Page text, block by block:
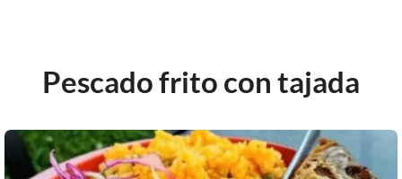
Pescado frito con tajada